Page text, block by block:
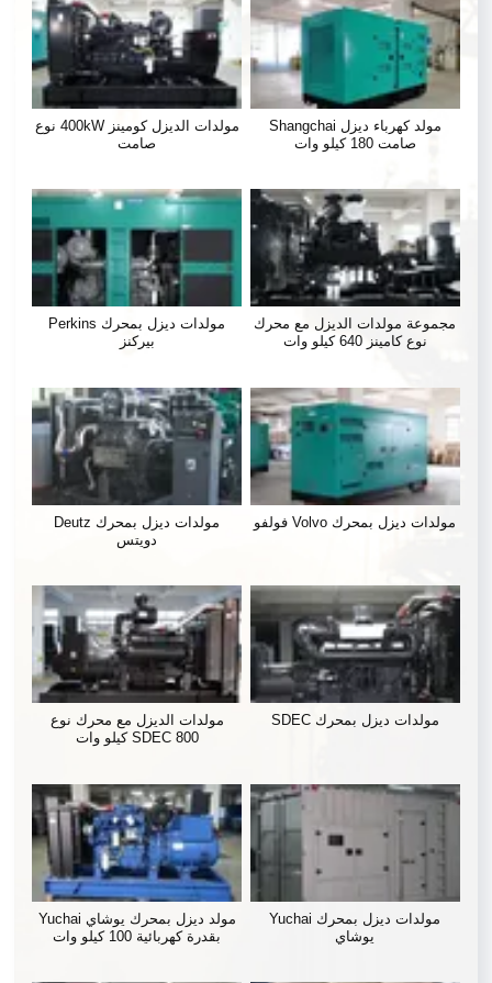
مولد كهرباء ديزل Shangchai
صامت 180 كيلو وات
مولدات الديزل كومينز 400kW نوع
صامت
مجموعة مولدات الديزل مع محرك
نوع كامينز 640 كيلو وات
مولدات ديزل بمحرك Perkins
بيركنز
مولدات ديزل بمحرك Volvo فولفو
مولدات ديزل بمحرك Deutz
دويتس
مولدات ديزل بمحرك SDEC
مولدات الديزل مع محرك نوع
SDEC 800 كيلو وات
مولدات ديزل بمحرك Yuchai
يوشاي
مولد ديزل بمحرك يوشاي Yuchai
بقدرة كهربائية 100 كيلو وات